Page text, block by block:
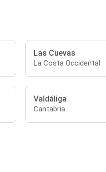
Las Cuevas
La Costa Occidental
Valdáliga
Cantabria